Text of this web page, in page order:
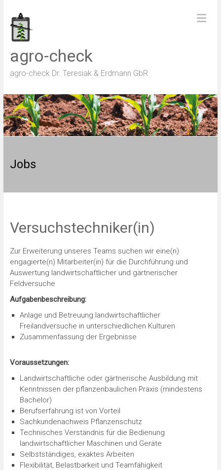
Inhalt
springen
agro-check
agro-check Dr. Teresiak & Erdmann GbR
Jobs
Versuchstechniker(in)
Zur Erweiterung unseres Teams suchen wir eine(n)
engagierte(n) Mitarbeiter(in) für die Durchführung und
Auswertung landwirtschaftlicher und gärtnerischer
Feldversuche
Aufgabenbeschreibung:
Anlage und Betreuung landwirtschaftlicher
Freilandversuche in unterschiedlichen Kulturen
Zusammenfassung der Ergebnisse
Voraussetzungen:
Landwirtschaftliche oder gärtnerische Ausbildung mit
Kenntnissen der pflanzenbaulichen Praxis (mindestens
Bachelor)
Berufserfahrung ist von Vorteil
Sachkundenachweis Pflanzenschutz
Technisches Verständnis für die Bedienung
landwirtschaftlicher Maschinen und Geräte
Selbstständiges, exaktes Arbeiten
Flexibilität, Belastbarkeit und Teamfähigkeit